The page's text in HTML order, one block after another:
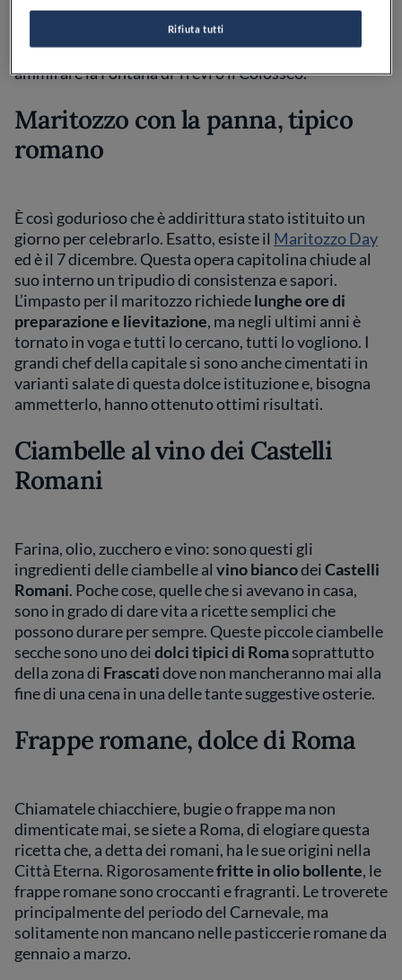
Li abbiamo già citati, i dolci tipici romani sono senza
con la panna. Andare a Roma e non
mangiare il maritozzo è come dimenticarsi di
ammirare la Fontana di Trevi o il Colosseo.
Maritozzo con la panna, tipico
romano
È così godurioso che è addirittura stato istituito un
giorno per celebrarlo. Esatto, esiste il Maritozzo Day
ed è il 7 dicembre. Questa opera capitolina chiude al
suo interno un tripudio di consistenza e sapori.
L’impasto per il maritozzo richiedelunghe ore di
preparazione e lievitazione, ma negli ultimi anni è
tornato in voga e tutti lo cercano, tutti lo vogliono. I
grandi chef della capitale si sono anche cimentati in
varianti salate di questa dolce istituzione e, bisogna
ammetterlo, hanno ottenuto ottimi risultati.
Ciambelle al vino dei Castelli
Romani
Farina, olio, zucchero e vino: sono questi gli
ingredienti delle ciambelle al vino biancodeiCastelli
Romani. Poche cose, quelle che si avevano in casa,
sono in grado di dare vita a ricette semplici che
possono durare per sempre. Queste piccole ciambelle
secche sono uno deidolci tipici di Romasoprattutto
della zona di Frascatidove non mancheranno mai alla
fine di una cena in una delle tante suggestive osterie.
Frappe romane, dolce di Roma
Chiamatele chiacchiere, bugie o frappe ma non
dimenticate mai, se siete a Roma, di elogiare questa
ricetta che, a detta dei romani, ha le sue origini nella
Città Eterna. Rigorosamentefritte in olio bollente, le
frappe romane sono croccanti e fragranti. Le troverete
principalmente del periodo del Carnevale, ma
solitamente non mancano nelle pasticcerie romane da
gennaio a marzo.
Rifiuta tutti